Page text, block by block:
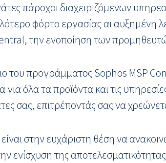
πάροχοι διαχειριζόμενων
φόρτο εργασίας αι αυξημένη
την ενοποίηση των
του προγράμματος Sophos MSP
για όλα τα προϊόντα και τις
σας, επιτρέποντάς σας να
στην ευχάριστη θέση να
ενίσχυση της